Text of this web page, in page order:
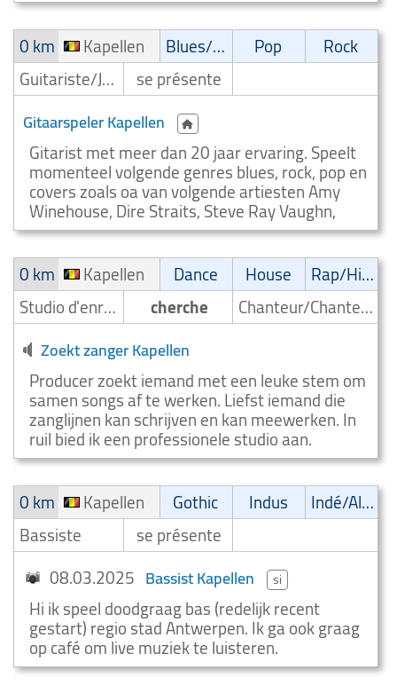
0 km
Kapellen Blues/Swing Pop
Rock
Guitariste/Joueur de guitare
se présente
Gitaarspeler Kapellen
Gitarist met meer dan 20 jaar ervaring. Speelt
momenteel volgende genres blues, rock, pop en
covers zoals oa van volgende artiesten Amy
Winehouse, Dire Straits, Steve Ray Vaughn,
0 km
Kapellen Dance House
Rap/Hip-Hop/RnB
Studio d'enregistrement
cherche Chanteur/Chanteuse
Zoekt zanger Kapellen
Producer zoekt iemand met een leuke stem om
samen songs af te werken. Liefst iemand die
zanglijnen kan schrijven en kan meewerken. In
ruil bied ik een professionele studio aan.
0 km
Kapellen Gothic Indus
Indé/Alternatif
Bassiste
se présente
08.03.2025 Bassist Kapellen si
Hi ik speel doodgraag bas (redelijk recent
gestart) regio stad Antwerpen. Ik ga ook graag
op café om live muziek te luisteren.